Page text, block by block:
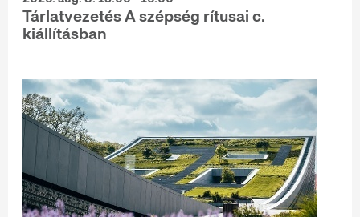
Tárlatvezetés A szépség rítusai c.
kiállításban